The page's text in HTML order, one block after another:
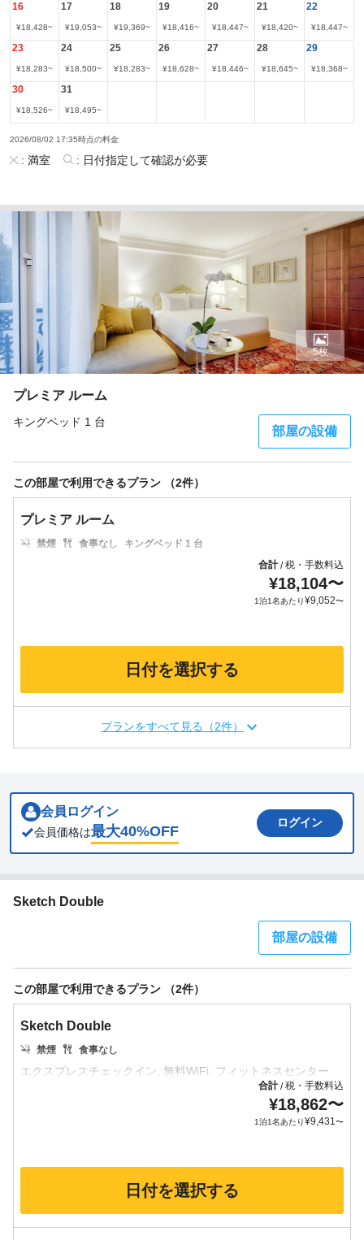
16
¥18,428~
17
¥19,053~
18
¥19,369~
19
¥18,416~
20
¥18,447~
21
¥18,420~
22
¥18,447~
23
¥18,283~
24
¥18,500~
25
¥18,283~
26
¥18,628~
27
¥18,446~
28
¥18,645~
29
¥18,368~
30
¥18,526~
31
¥18,495~
2026/08/02 17:35時点の料金
: 満室 : 日付指定して確認が必要
プレミア ルーム
キングベッド 1 台
部屋の設備
5枚
この部屋で利用できるプラン （2件）
プレミア ルーム
禁煙 食事なし
キングベッド 1 台
合計/税・手数料込
¥18,104〜
1泊1名あたり¥9,052〜
日付を選択する
プランをすべて見る（2件）
会員ログイン
会員価格は最大40%OFF
ログイン
Sketch Double
部屋の設備
この部屋で利用できるプラン （2件）
Sketch Double
禁煙 食事なし
合計/税・手数料込
¥18,862〜
1泊1名あたり¥9,431〜
日付を選択する